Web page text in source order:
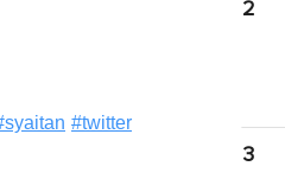
syaitan #twitter
2
3